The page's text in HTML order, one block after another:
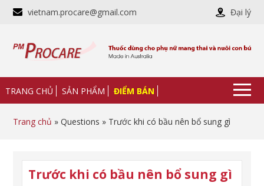
vietnam.procare@gmail.com Đại lý
TRANG CHỦ SẢN PHẨM ĐIỂM BÁN
Trang chủ » Questions » Trước khi có bầu nên bổ sung gì
Trước khi có bầu nên bổ sung gì